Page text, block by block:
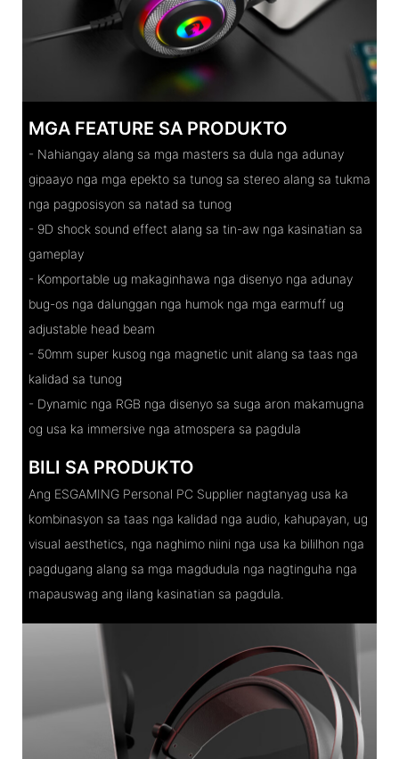
MGA FEATURE SA PRODUKTO
- Nahiangay alang sa mga masters sa dula nga adunay
gipaayo nga mga epekto sa tunog sa stereo alang sa tukma
nga pagposisyon sa natad sa tunog
- 9D shock sound effect alang sa tin-aw nga kasinatian sa
gameplay
- Komportable ug makaginhawa nga disenyo nga adunay
bug-os nga dalunggan nga humok nga mga earmuff ug
adjustable head beam
- 50mm super kusog nga magnetic unit alang sa taas nga
kalidad sa tunog
- Dynamic nga RGB nga disenyo sa suga aron makamugna
og usa ka immersive nga atmospera sa pagdula
BILI SA PRODUKTO
Ang ESGAMING Personal PC Supplier nagtanyag usa ka
kombinasyon sa taas nga kalidad nga audio, kahupayan, ug
visual aesthetics, nga naghimo niini nga usa ka bililhon nga
pagdugang alang sa mga magdudula nga nagtinguha nga
mapauswag ang ilang kasinatian sa pagdula.